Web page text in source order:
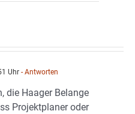
Uhr - Antworten
die Haager Belange
Projektplaner oder